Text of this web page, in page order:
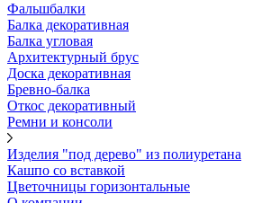
Фальшбалки
Балка декоративная
Балка угловая
Архитектурный брус
Доска декоративная
Бревно-балка
Откос декоративный
Ремни и консоли
Изделия "под дерево" из полиуретана
Кашпо со вставкой
Цветочницы горизонтальные